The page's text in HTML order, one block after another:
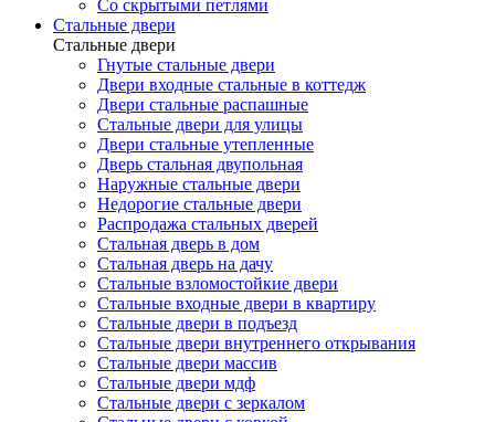
Со скрытыми петлями
Стальные двери
Стальные двери
Гнутые стальные двери
Двери входные стальные в коттедж
Двери стальные распашные
Стальные двери для улицы
Двери стальные утепленные
Дверь стальная двупольная
Наружные стальные двери
Недорогие стальные двери
Распродажа стальных дверей
Стальная дверь в дом
Стальная дверь на дачу
Стальные взломостойкие двери
Стальные входные двери в квартиру
Стальные двери в подъезд
Стальные двери внутреннего открывания
Стальные двери массив
Стальные двери мдф
Стальные двери с зеркалом